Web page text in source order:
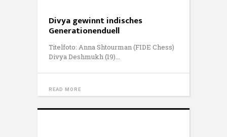
Divya gewinnt indisches
Generationenduell
Titelfoto: Anna Shtourman (FIDE Chess)
Divya Deshmukh (19)
READ MORE